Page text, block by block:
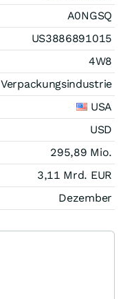
A0NGSQ
US3886891015
4W8
Verpackungsindustrie
USA
USD
295,89 Mio.
3,11 Mrd. EUR
Dezember